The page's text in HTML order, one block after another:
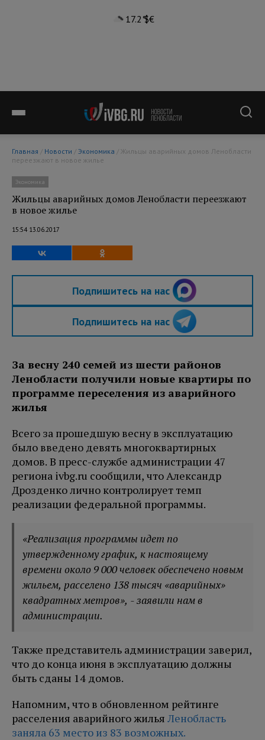
17.2°$€
Главная / Новости / Экономика
переезжают в новое жилье
Экономика
Жильцы аварийных домов Ленобласти переезжают
в новое жилье
15:54 13.06.2017
Подпишитесь на нас
Подпишитесь на нас
За весну 240 семей из шести районов
Ленобласти получили новые квартиры по
программе переселения из аварийного
жилья
Всего за прошедшую весну в эксплуатацию
было введено девять многоквартирных
домов. В пресс-службе администрации 47
региона ivbg.ru сообщили, что Александр
Дрозденко лично контролирует темп
реализации федеральной программы.
«Реализация программы идет по
утвержденному график, к настоящему
времени около 9 000 человек обеспечено новым
жильем, расселено 138 тысяч «аварийных»
квадратных метров», - заявили нам в
администрации.
Также представитель администрации заверил,
что до конца июня в эксплуатацию должны
быть сданы 14 домов.
Напомним, что в обновленном рейтинге
расселения аварийного жилья Ленобласть
заняла 63 место из 83 возможных.